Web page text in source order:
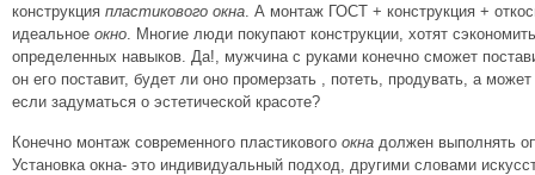
конструкция пластикового окна . А монтаж ГОСТ + конструкция +
идеальное окно . Многие люди покупают конструкции, хотят
определенных навыков. Да!, мужчина с руками конечно сможет
он его поставит, будет ли оно промерзать , потеть, продувать, а
если задуматься о эстетической красоте?
Конечно монтаж современного пластикового окна должен выполнять
Установка окна- это индивидуальный подход, другими словами